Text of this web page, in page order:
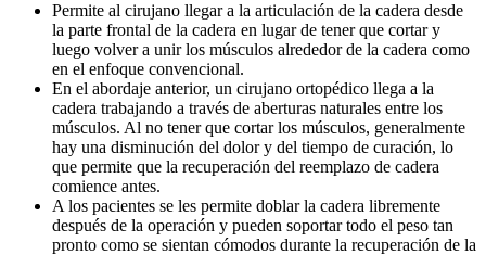
Permite al cirujano llegar a la articulación de la cadera desde
la parte frontal de la cadera en lugar de tener que cortar y
luego volver a unir los músculos alrededor de la cadera como
en el enfoque convencional.
En el abordaje anterior, un cirujano ortopédico llega a la
cadera trabajando a través de aberturas naturales entre los
músculos. Al no tener que cortar los músculos, generalmente
hay una disminución del dolor y del tiempo de curación, lo
que permite que la recuperación del reemplazo de cadera
comience antes.
A los pacientes se les permite doblar la cadera libremente
después de la operación y pueden soportar todo el peso tan
pronto como se sientan cómodos durante la recuperación de la